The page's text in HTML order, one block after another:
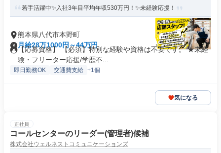
若手活躍中✨入社3年目平均年収530万円！✨未経験応援！
熊本県八代市本野町
月給28万1000円～44万円
【応募資格】 【必須】特別な経験や資格は不要です。 ★未経
験・フリーター応援/学歴不...
即日勤務OK 交通費支給 +1個
気になる
正社員
コールセンターのリーダー(管理者)候補
株式会社ウェルネストコミュニケーションズ